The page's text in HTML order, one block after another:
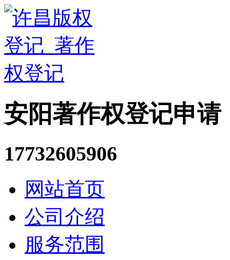
安阳著作权登记申请
17732605906
网站首页
公司介绍
服务范围